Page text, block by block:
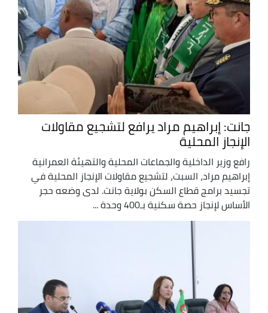
جانت: إبراهيم مراد يرافع لتشجيع مقاولات
الإنجاز المحلية
رافع وزير الداخلية والجماعات المحلية والتهيئة العمرانية
إبراهيم مراد، السبت، لتشجيع مقاولات الإنجاز المحلية في
تجسيد برامج قطاع السكن بولاية جانت. لدى وضعه حجر
الأساس لإنجاز حصة سكنية بـ400 وحدة ...